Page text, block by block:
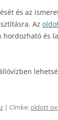
és az
Az
hordozható és
| Címke:oldott